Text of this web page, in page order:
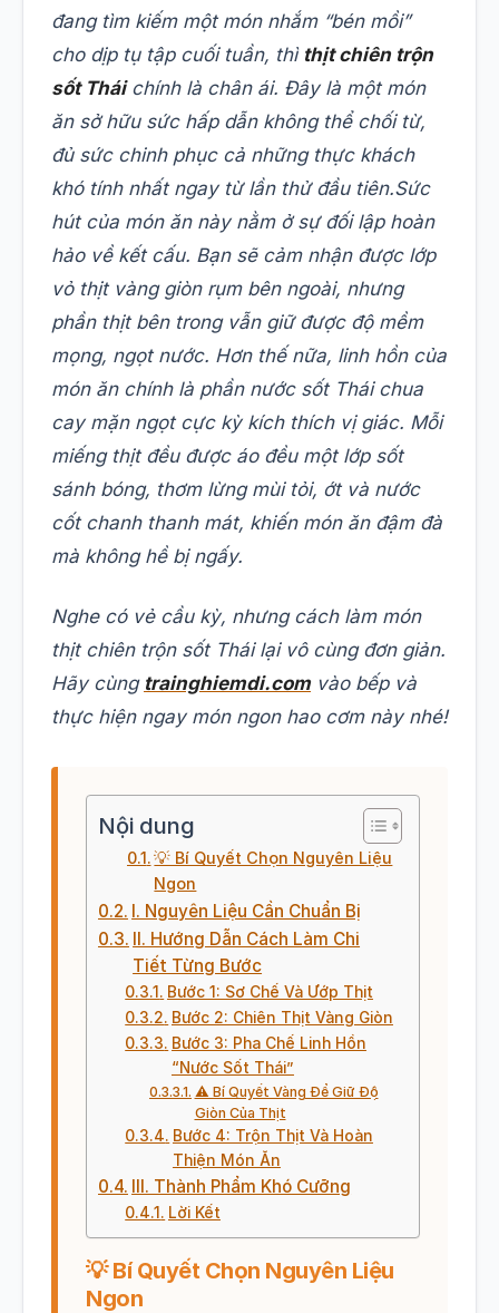
đang tìm kiếm một món nhắm “bén mồi”
cho dịp tụ tập cuối tuần, thì thịt chiên trộn
sốt Tháichính là chân ái. Đây là một món
ăn sở hữu sức hấp dẫn không thể chối từ,
đủ sức chinh phục cả những thực khách
khó tính nhất ngay từ lần thử đầu tiên.Sức
hút của món ăn này nằm ở sự đối lập hoàn
hảo về kết cấu. Bạn sẽ cảm nhận được lớp
vỏ thịt vàng giòn rụm bên ngoài, nhưng
phần thịt bên trong vẫn giữ được độ mềm
mọng, ngọt nước. Hơn thế nữa, linh hồn của
món ăn chính là phần nước sốt Thái chua
cay mặn ngọt cực kỳ kích thích vị giác. Mỗi
miếng thịt đều được áo đều một lớp sốt
sánh bóng, thơm lừng mùi tỏi, ớt và nước
cốt chanh thanh mát, khiến món ăn đậm đà
mà không hề bị ngấy.
Nghe có vẻ cầu kỳ, nhưng cách làm món
thịt chiên trộn sốt Thái lại vô cùng đơn giản.
Hãy cùng trainghiemdi.comvào bếp và
thực hiện ngay món ngon hao cơm này nhé!
Nội dung
💡 Bí Quyết Chọn Nguyên Liệu
Ngon
I. Nguyên Liệu Cần Chuẩn Bị
II. Hướng Dẫn Cách Làm Chi
Tiết Từng Bước
Bước 1: Sơ Chế Và Ướp Thịt
Bước 2: Chiên Thịt Vàng Giòn
Bước 3: Pha Chế Linh Hồn
“Nước Sốt Thái”
⚠️ Bí Quyết Vàng Để Giữ Độ
Giòn Của Thịt
Bước 4: Trộn Thịt Và Hoàn
Thiện Món Ăn
III. Thành Phẩm Khó Cưỡng
Lời Kết
💡 Bí Quyết Chọn Nguyên Liệu
Ngon